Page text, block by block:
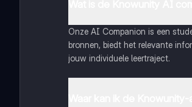
Onze AI Companion is een
bronnen, biedt het relevante
jouw individuele leertraject.